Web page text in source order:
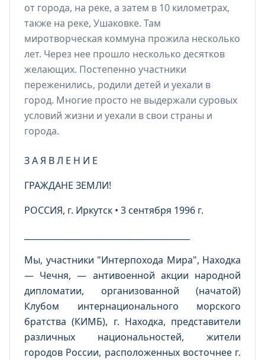
от города, на реке, а затем в 10 километрах,
также на реке, Ушаковке. Там
миротворческая коммуна прожила несколько
лет. Через нее прошло несколько десятков
желающих. Постепенно участники
переженились, родили детей и уехали в
город. Многие просто не выдержали суровых
условий жизни и уехали в свои страны и
города.
З А Я В Л Е Н И Е
ГРАЖДАНЕ ЗЕМЛИ!
РОССИЯ, г. Иркутск • 3 сентября 1996 г.
Мы, участники "Интерпохода Мира", Находка
— Чечня, — антивоенной акции народной
дипломатии, организованной (начатой)
Клубом интернационального морского
братства (КИМБ), г. Находка, представители
различных национальностей, жители
городов России, расположенных восточнее г.